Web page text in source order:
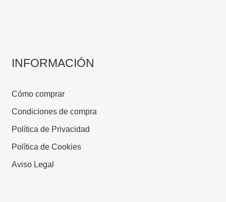
INFORMACIÓN
Cómo comprar
Condiciones de compra
Política de Privacidad
Política de Cookies
Aviso Legal